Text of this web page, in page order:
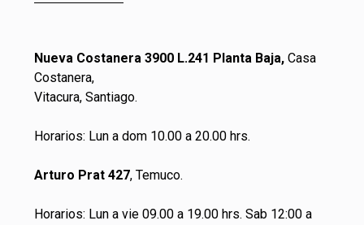
Nueva Costanera 3900 L.241 Planta Baja, Casa
Costanera,
Vitacura, Santiago.
Horarios: Lun a dom 10.00 a 20.00 hrs.
Arturo Prat 427, Temuco.
Horarios: Lun a vie 09.00 a 19.00 hrs. Sab 12:00 a